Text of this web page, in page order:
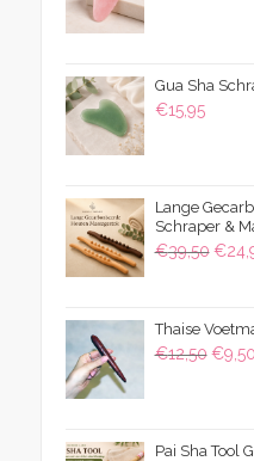
Gua Sha
€15,95
Lange
Schraper &
€39,50 €
Thaise
€12,50 €9,50
Pai Sha Tool